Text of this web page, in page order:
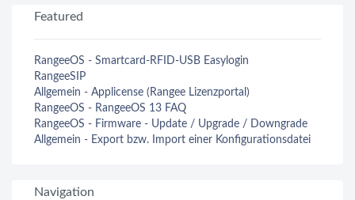
Featured
RangeeOS - Smartcard-RFID-USB Easylogin
RangeeSIP
Allgemein - Applicense (Rangee Lizenzportal)
RangeeOS - RangeeOS 13 FAQ
RangeeOS - Firmware - Update / Upgrade / Downgrade
Allgemein - Export bzw. Import einer Konfigurationsdatei
Navigation